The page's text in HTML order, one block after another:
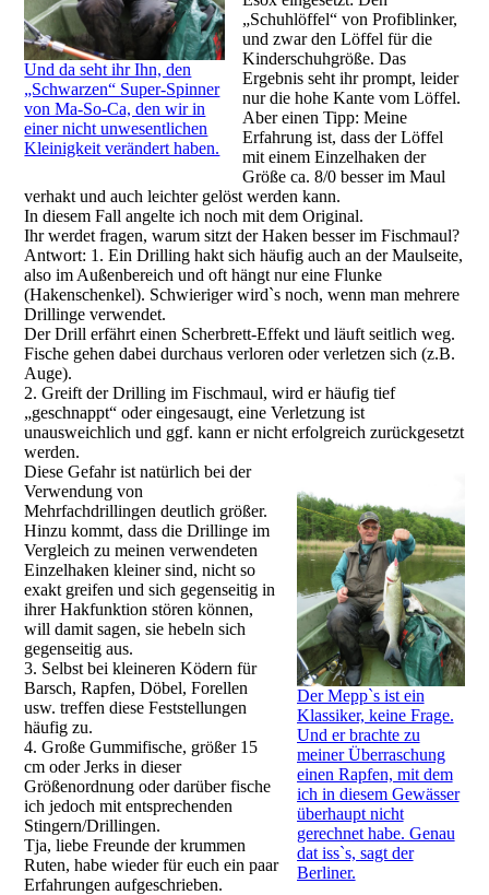
Und da seht ihr Ihn, den
„Schwarzen“ Super-Spinner
von Ma-So-Ca, den wir in
einer nicht unwesentlichen
Kleinigkeit verändert haben.
„Schuhlöffel“ von Profiblinker,
und zwar den Löffel für die
Kinderschuhgröße. Das
Ergebnis seht ihr prompt, leider
nur die hohe Kante vom Löffel.
Aber einen Tipp: Meine
Erfahrung ist, dass der Löffel
mit einem Einzelhaken der
Größe ca. 8/0 besser im Maul
verhakt und auch leichter gelöst werden kann.
In diesem Fall angelte ich noch mit dem Original.
Ihr werdet fragen, warum sitzt der Haken besser im Fischmaul?
Antwort: 1. Ein Drilling hakt sich häufig auch an der Maulseite,
also im Außenbereich und oft hängt nur eine Flunke
(Hakenschenkel). Schwieriger wird`s noch, wenn man mehrere
Drillinge verwendet.
Der Drill erfährt einen Scherbrett-Effekt und läuft seitlich weg.
Fische gehen dabei durchaus verloren oder verletzen sich (z.B.
Auge).
2. Greift der Drilling im Fischmaul, wird er häufig tief
„geschnappt“ oder eingesaugt, eine Verletzung ist
unausweichlich und ggf. kann er nicht erfolgreich zurückgesetzt
werden.
Der Mepp`s ist ein
Klassiker, keine Frage.
Und er brachte zu
meiner Überraschung
einen Rapfen, mit dem
ich in diesem Gewässer
überhaupt nicht
gerechnet habe. Genau
dat iss`s, sagt der
Berliner.
Diese Gefahr ist natürlich bei der
Verwendung von
Mehrfachdrillingen deutlich größer.
Hinzu kommt, dass die Drillinge im
Vergleich zu meinen verwendeten
Einzelhaken kleiner sind, nicht so
exakt greifen und sich gegenseitig in
ihrer Hakfunktion stören können,
will damit sagen, sie hebeln sich
gegenseitig aus.
3. Selbst bei kleineren Ködern für
Barsch, Rapfen, Döbel, Forellen
usw. treffen diese Feststellungen
häufig zu.
4. Große Gummifische, größer 15
cm oder Jerks in dieser
Größenordnung oder darüber fische
ich jedoch mit entsprechenden
Stingern/Drillingen.
Tja, liebe Freunde der krummen
Ruten, habe wieder für euch ein paar
Erfahrungen aufgeschrieben.